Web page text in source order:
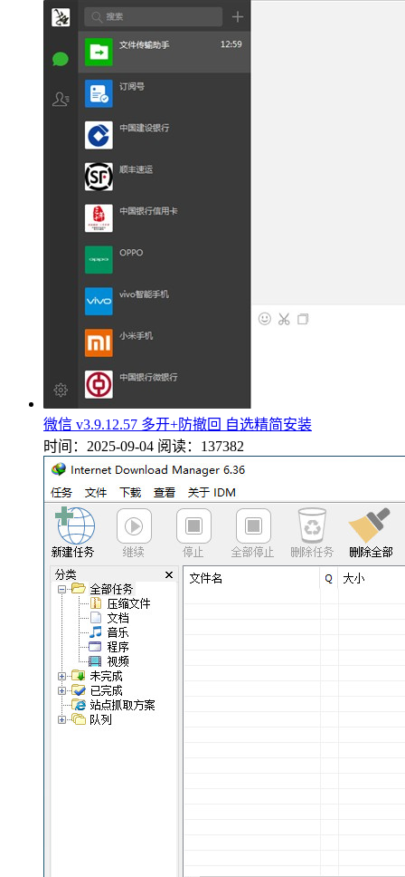
微信 v3.9.12.57 多开+防撤回 自选精简安装
时间：2025-09-04 阅读：137382